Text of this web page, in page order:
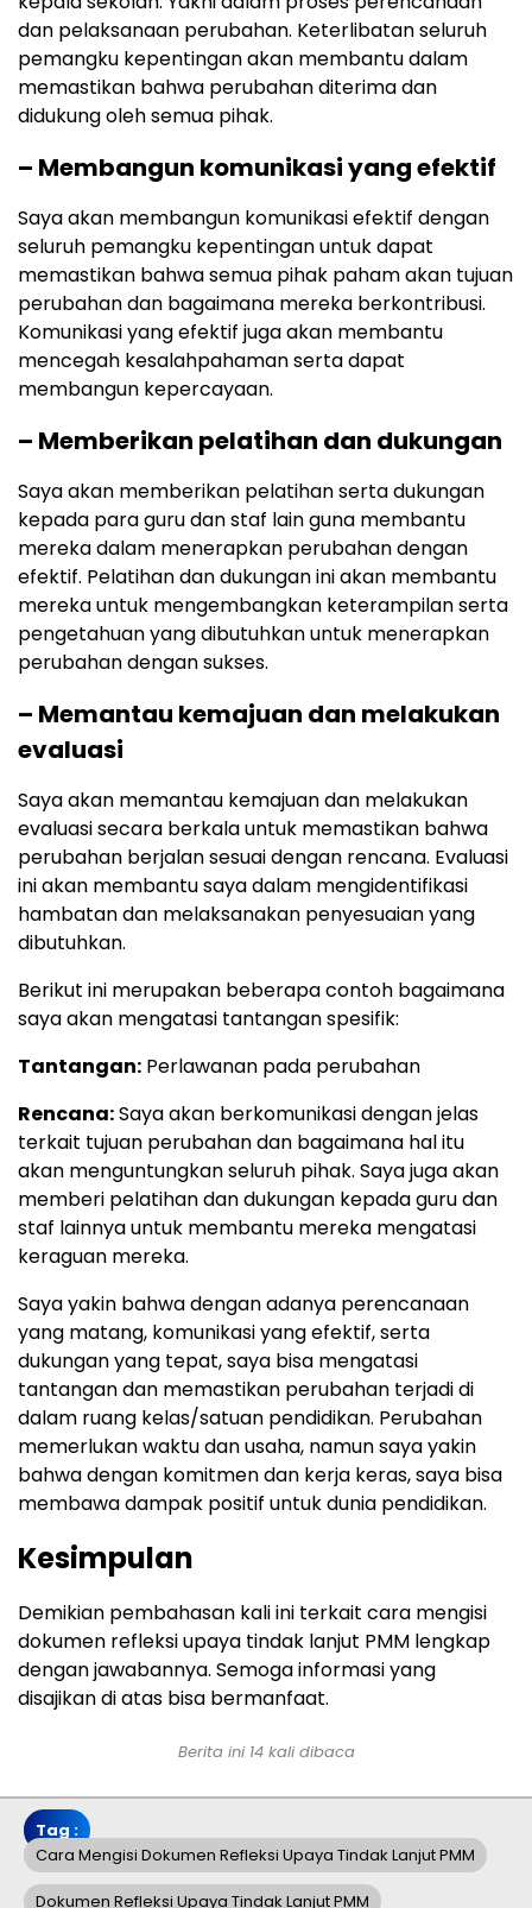
dan pelaksanaan perubahan. Keterlibatan seluruh
pemangku kepentingan akan membantu dalam
memastikan bahwa perubahan diterima dan
didukung oleh semua pihak.
– Membangun komunikasi yang efektif
Saya akan membangun komunikasi efektif dengan
seluruh pemangku kepentingan untuk dapat
memastikan bahwa semua pihak paham akan tujuan
perubahan dan bagaimana mereka berkontribusi.
Komunikasi yang efektif juga akan membantu
mencegah kesalahpahaman serta dapat
membangun kepercayaan.
– Memberikan pelatihan dan dukungan
Saya akan memberikan pelatihan serta dukungan
kepada para guru dan staf lain guna membantu
mereka dalam menerapkan perubahan dengan
efektif. Pelatihan dan dukungan ini akan membantu
mereka untuk mengembangkan keterampilan serta
pengetahuan yang dibutuhkan untuk menerapkan
perubahan dengan sukses.
– Memantau kemajuan dan melakukan
evaluasi
Saya akan memantau kemajuan dan melakukan
evaluasi secara berkala untuk memastikan bahwa
perubahan berjalan sesuai dengan rencana. Evaluasi
ini akan membantu saya dalam mengidentifikasi
hambatan dan melaksanakan penyesuaian yang
dibutuhkan.
Berikut ini merupakan beberapa contoh bagaimana
saya akan mengatasi tantangan spesifik:
Tantangan: Perlawanan pada perubahan
Rencana:Saya akan berkomunikasi dengan jelas
terkait tujuan perubahan dan bagaimana hal itu
akan menguntungkan seluruh pihak. Saya juga akan
memberi pelatihan dan dukungan kepada guru dan
staf lainnya untuk membantu mereka mengatasi
keraguan mereka.
Saya yakin bahwa dengan adanya perencanaan
yang matang, komunikasi yang efektif, serta
dukungan yang tepat, saya bisa mengatasi
tantangan dan memastikan perubahan terjadi di
dalam ruang kelas/satuan pendidikan. Perubahan
memerlukan waktu dan usaha, namun saya yakin
bahwa dengan komitmen dan kerja keras, saya bisa
membawa dampak positif untuk dunia pendidikan.
Kesimpulan
Demikian pembahasan kali ini terkait cara mengisi
dokumen refleksi upaya tindak lanjut PMM lengkap
dengan jawabannya. Semoga informasi yang
disajikan di atas bisa bermanfaat.
Berita ini 14 kali dibaca
Tag :
Cara Mengisi Dokumen Refleksi Upaya Tindak Lanjut PMM
Dokumen Refleksi Upaya Tindak Lanjut PMM